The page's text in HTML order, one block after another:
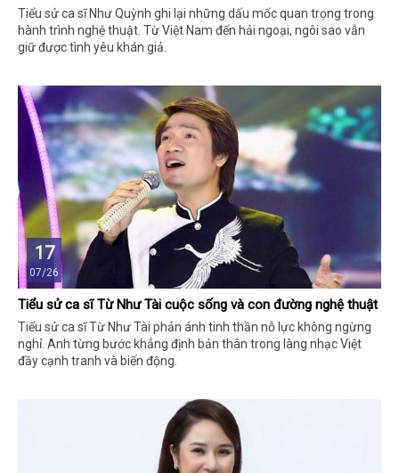
Tiểu sử ca sĩ Như Quỳnh ghi lại những dấu mốc quan trọng trong
hành trình nghệ thuật. Từ Việt Nam đến hải ngoại, ngôi sao vẫn
giữ được tình yêu khán giả.
17
07/26
Tiểu sử ca sĩ Từ Như Tài cuộc sống và con đường nghệ thuật
Tiểu sử ca sĩ Từ Như Tài phản ánh tinh thần nỗ lực không ngừng
nghỉ. Anh từng bước khẳng định bản thân trong làng nhạc Việt
đầy cạnh tranh và biến động.